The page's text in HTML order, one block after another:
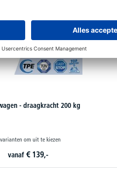
- draagkracht 200 kg
om uit te kiezen
vanaf € 139,-